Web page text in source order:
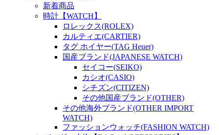
新着商品
時計【WATCH】
ロレックス(ROLEX)
カルティエ(CARTIER)
タグ ホイヤー(TAG Heuer)
国産ブランド(JAPANESE WATCH)
セイコー(SEIKO)
カシオ(CASIO)
シチズン(CITIZEN)
その他国産ブランド(OTHER)
その他海外ブランド(OTHER IMPORT
WATCH)
ファッションウォッチ(FASHION WATCH)